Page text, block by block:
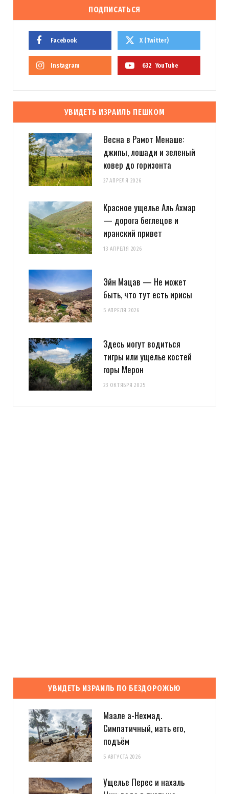
ПОДПИСАТЬСЯ
Facebook X (Twitter)
Instagram 632 YouTube
УВИДЕТЬ ИЗРАИЛЬ ПЕШКОМ
Весна в Рамот Менаше:
джипы, лошади и зеленый
ковер до горизонта
27 АПРЕЛЯ 2026
Красное ущелье Аль Ахмар
— дорога беглецов и
иранский привет
13 АПРЕЛЯ 2026
Эйн Мацав — Не может
быть, что тут есть ирисы
5 АПРЕЛЯ 2026
Здесь могут водиться
тигры или ущелье костей
горы Мерон
23 ОКТЯБРЯ 2025
УВИДЕТЬ ИЗРАИЛЬ ПО БЕЗДОРОЖЬЮ
Маале а-Нехмад.
Симпатичный, мать его,
подъём
5 АВГУСТА 2026
Ущелье Перес и нахаль